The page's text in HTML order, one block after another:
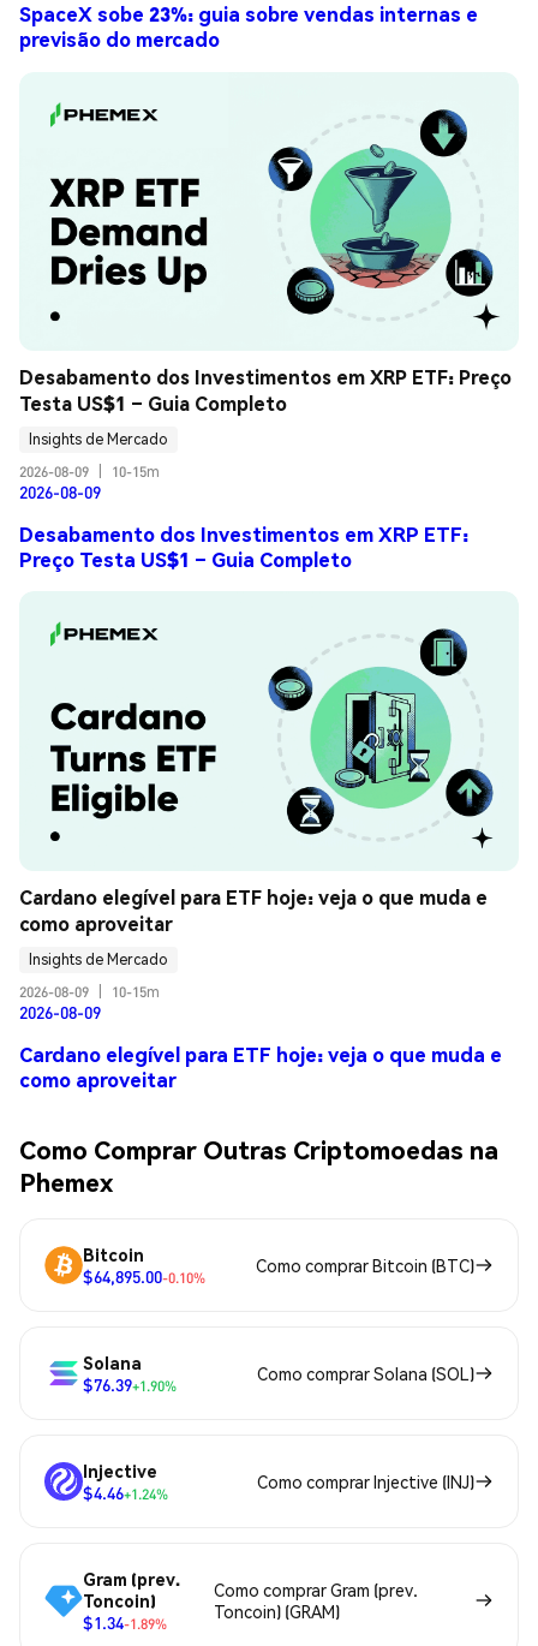
SpaceX sobe 23%: guia sobre vendas internas e
previsão do mercado
Desabamento dos Investimentos em XRP ETF: Preço
Testa US$1 – Guia Completo
Insights de Mercado
2026-08-09
10-15m
2026-08-09
Desabamento dos Investimentos em XRP ETF:
Preço Testa US$1 – Guia Completo
Cardano elegível para ETF hoje: veja o que muda e
como aproveitar
Insights de Mercado
2026-08-09
10-15m
2026-08-09
Cardano elegível para ETF hoje: veja o que muda e
como aproveitar
Como Comprar Outras Criptomoedas na
Phemex
Bitcoin
$64,895.00-0.10%
Como comprar Bitcoin (BTC)
Solana
$76.39+1.90%
Como comprar Solana (SOL)
Injective
$4.46+1.24%
Como comprar Injective (INJ)
Gram (prev.
Toncoin)
$1.34-1.89%
Como comprar Gram (prev.
Toncoin) (GRAM)